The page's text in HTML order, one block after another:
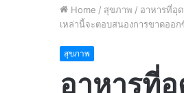
Home / สุขภาพ / อาหารที่อุ
เหล่านี้จะตอบสนองการขาดออ
สุขภาพ
อาหารที่